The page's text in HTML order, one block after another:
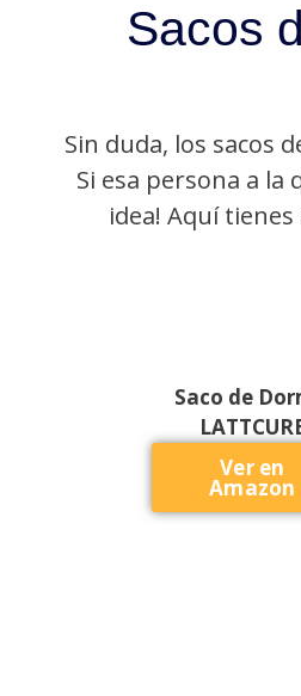
Sacos
Sin duda, los sacos
Si esa persona a la
idea! Aquí
Saco de
Ver en
Amazon